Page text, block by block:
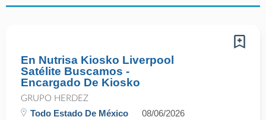
En Nutrisa Kiosko Liverpool
Satélite Buscamos -
Encargado De Kiosko
GRUPO HERDEZ
Todo Estado De México 08/06/2026